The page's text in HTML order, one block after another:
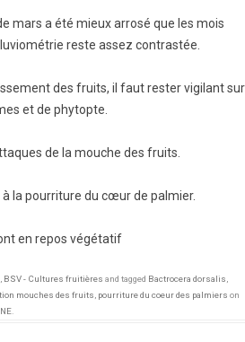
mars a été mieux arrosé que les mois
reste assez contrastée.
des fruits, il faut rester vigilant sur
et de phytopte.
de la mouche des fruits.
à la pourriture du cœur de palmier.
en repos végétatif
BSV - Cultures fruitières and tagged Bactrocera dorsalis
mouches des fruits pourriture du coeur des palmiers on